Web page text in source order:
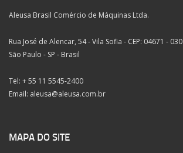
Aleusa Brasil Comércio de Máquinas Ltda.
Rua José de Alencar, 54 - Vila Sofia - CEP: 04671 - 030
São Paulo - SP - Brasil
Tel: + 55 11 5545-2400
Email: aleusa@aleusa.com.br
MAPA DO SITE